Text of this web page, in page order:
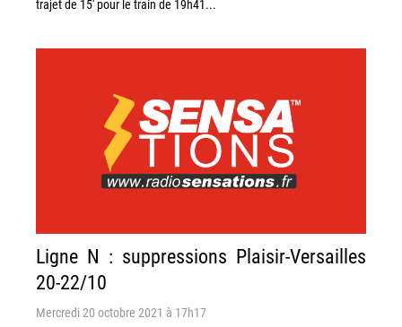
trajet de 15' pour le train de 19h41...
Ligne N : suppressions Plaisir-Versailles
20-22/10
Mercredi 20 octobre 2021 à 17h17